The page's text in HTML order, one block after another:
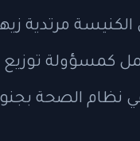
مرتدية
كمسؤولة توزيع
نظام الصحة